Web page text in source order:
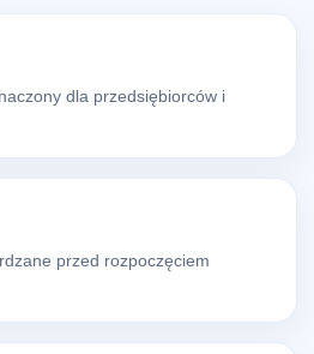
dla przedsiębiorców i
przed rozpoczęciem